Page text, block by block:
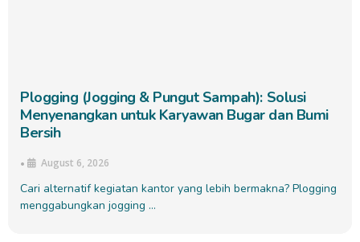
Plogging (Jogging & Pungut Sampah): Solusi
Menyenangkan untuk Karyawan Bugar dan Bumi
Bersih
• August 6, 2026
Cari alternatif kegiatan kantor yang lebih bermakna? Plogging
menggabungkan jogging …